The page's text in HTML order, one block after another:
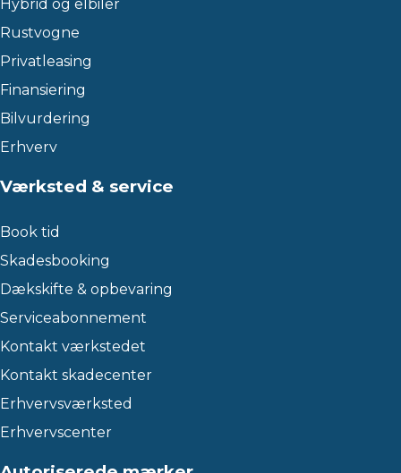
Hybrid og elbiler
Rustvogne
Privatleasing
Finansiering
Bilvurdering
Erhverv
Værksted & service
Book tid
Skadesbooking
Dækskifte & opbevaring
Serviceabonnement
Kontakt værkstedet
Kontakt skadecenter
Erhvervsværksted
Erhvervscenter